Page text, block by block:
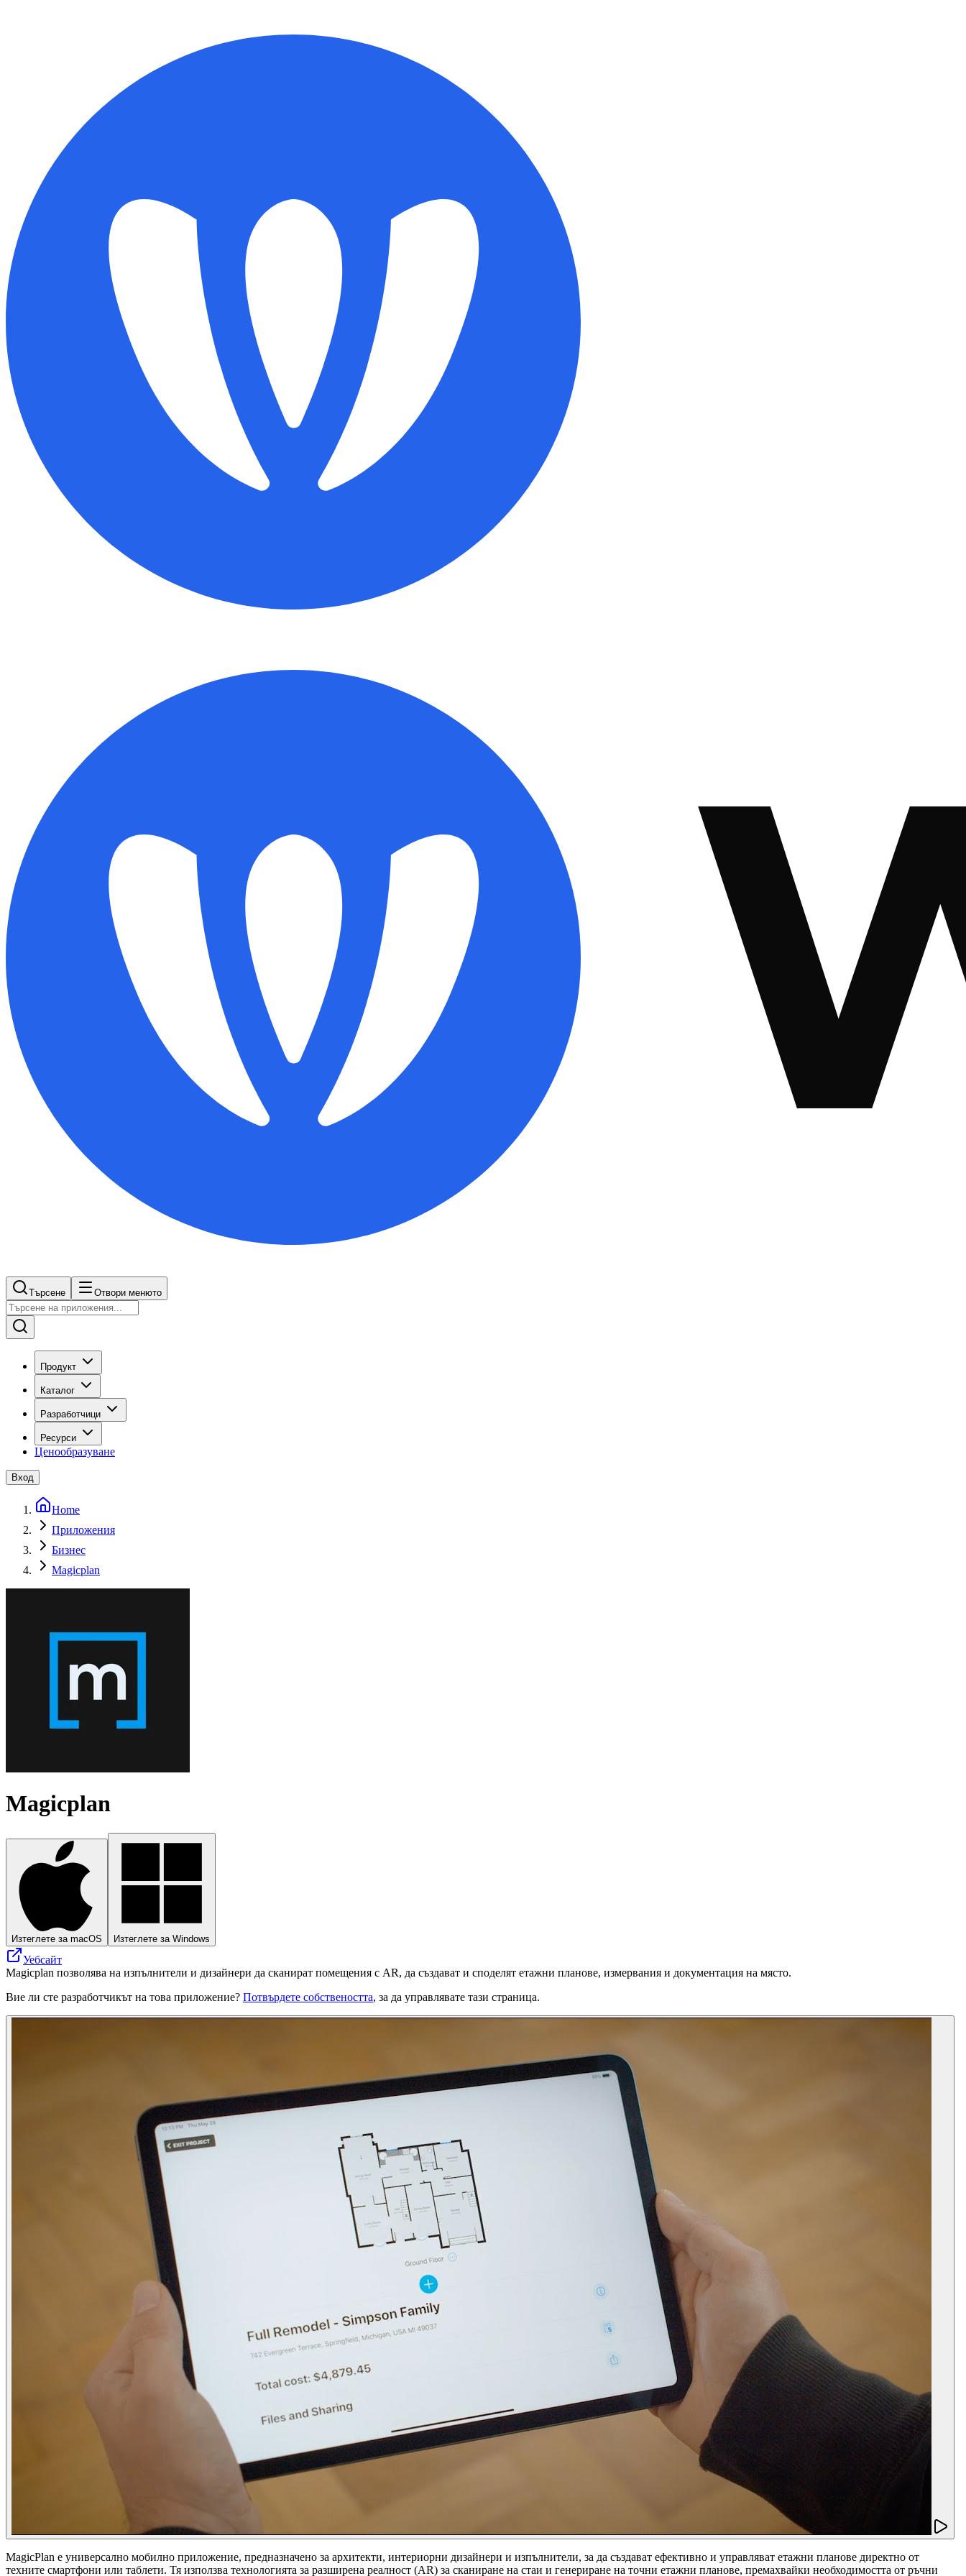
Търсене Отвори менюто
Продукт
Каталог
Разработчици
Ресурси
Ценообразуване
Вход
Home
Приложения
Бизнес
Magicplan
Magicplan
Изтеглете за macOS Изтеглете за Windows
Уебсайт
Magicplan позволява на изпълнители и дизайнери да сканират помещения с AR, да създават и споделят етажни планове, измервания и документация на място.
Вие ли сте разработчикът на това приложение? Потвърдете собствеността, за да управлявате тази страница.
MagicPlan е универсално мобилно приложение, предназначено за архитекти, интериорни дизайнери и изпълнители, за да създават ефективно и управляват етажни планове директно от
техните смартфони или таблети. Тя използва технологията за разширена реалност (AR) за сканиране на стаи и генериране на точни етажни планове, премахвайки необходимостта от ръчни